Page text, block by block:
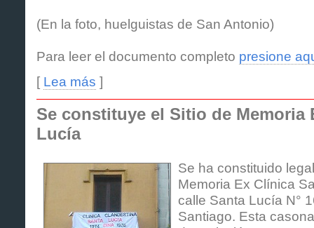
(En la foto, huelguistas de San Antonio)
Para leer el documento completo presione
[ Lea más ]
Se constituye el Sitio de Memoria
Lucía
Se ha constituido
Memoria Ex Clínica
calle Santa Lucía N°
Santiago. Esta